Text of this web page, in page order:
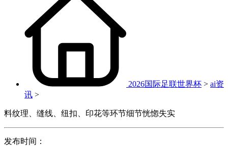
2026国际足联世界杯 > ai资
讯 >
料纹理、缝线、纽扣、印花等环节细节恍惚失实
发布时间：